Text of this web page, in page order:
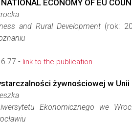
ECONOMY OF EU
and Rural Development (rok:
- link to the publication
żywnościowej w Unii
Ekonomicznego we